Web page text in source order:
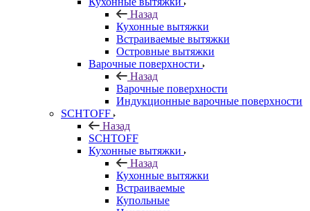
Назад
Кухонные вытяжки
Встраиваемые вытяжки
Островные вытяжки
Варочные поверхности
Назад
Варочные поверхности
Индукционные варочные поверхности
SCHTOFF
Назад
SCHTOFF
Кухонные вытяжки
Назад
Кухонные вытяжки
Встраиваемые
Купольные